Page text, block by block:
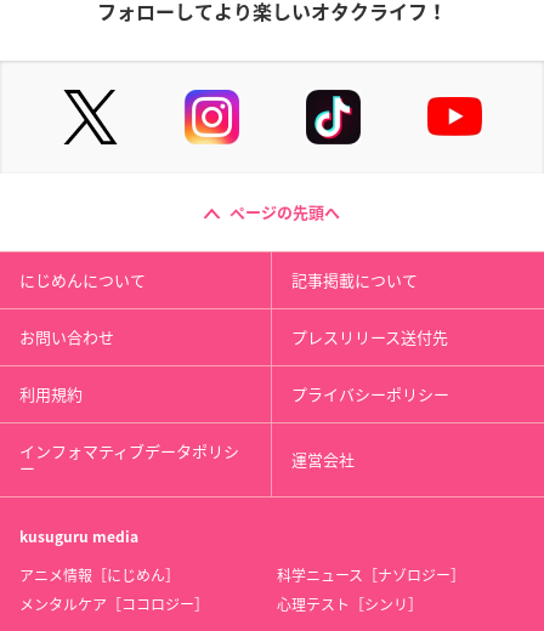
フォローしてより楽しいオタクライフ！
ページの先頭へ
にじめんについて 記事掲載について
お問い合わせ プレスリリース送付先
利用規約 プライバシーポリシー
インフォマティブデータポリシ
ー 運営会社
kusuguru media
アニメ情報［にじめん］
科学ニュース［ナゾロジー］
メンタルケア［ココロジー］
心理テスト［シンリ］